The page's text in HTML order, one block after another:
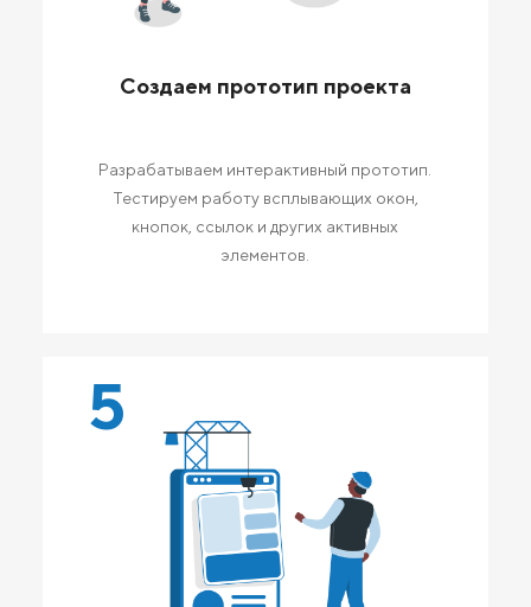
Создаем прототип проекта
Разрабатываем интерактивный прототип.
Тестируем работу всплывающих окон,
кнопок, ссылок и других активных
элементов.
5